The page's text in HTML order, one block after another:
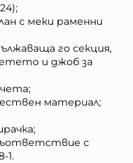
с меки раменни
го секция,
и джоб за
материал;
с
1.